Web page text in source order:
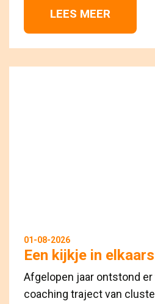
LEES MEER
01-08-2026
Een kijkje in elkaars
Afgelopen jaar ontstond
coaching traject van